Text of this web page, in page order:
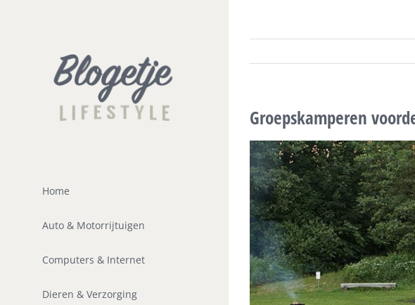
Home
Auto & Motorrijtuigen
Computers & Internet
Dieren & Verzorging
Groepskamperen